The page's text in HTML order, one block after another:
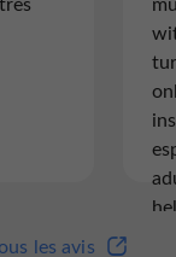
les avis